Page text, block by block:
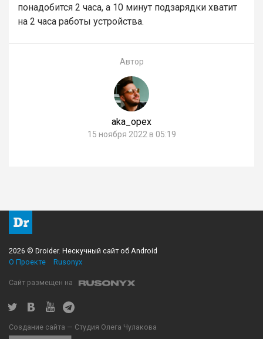
понадобится 2 часа, а 10 минут подзарядки хватит
на 2 часа работы устройства.
Автор
aka_opex
15 ноября 2022 в 05:19
2026 © Droider. Нескучный сайт об Android
О Проекте
Rusonyx
Сайт размещен на
Создание сайта — Студия Олега Чулакова